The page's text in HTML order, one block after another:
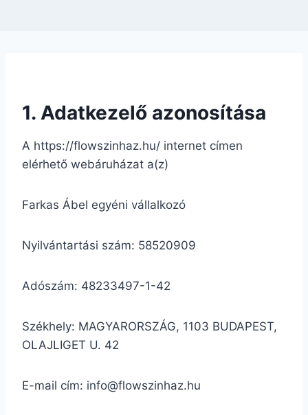
1. Adatkezelő azonosítása
A https://flowszinhaz.hu/ internet címen
elérhető webáruházat a(z)
Farkas Ábel egyéni vállalkozó
Nyilvántartási szám: 58520909
Adószám: 48233497-1-42
Székhely: MAGYARORSZÁG, 1103 BUDAPEST,
OLAJLIGET U. 42
E-mail cím: info@flowszinhaz.hu